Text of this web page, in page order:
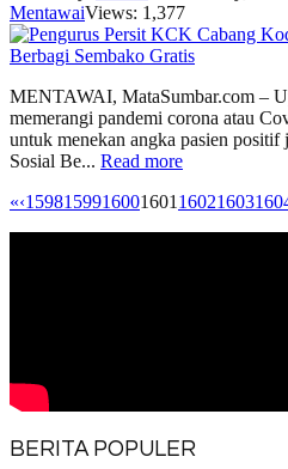
MentawaiViews: 1,377
MENTAWAI, MataSumbar.com –
memerangi pandemi corona atau
untuk menekan angka pasien positif
Sosial Be... Read more
«‹1598159916001601 16021603
BERITA POPULER